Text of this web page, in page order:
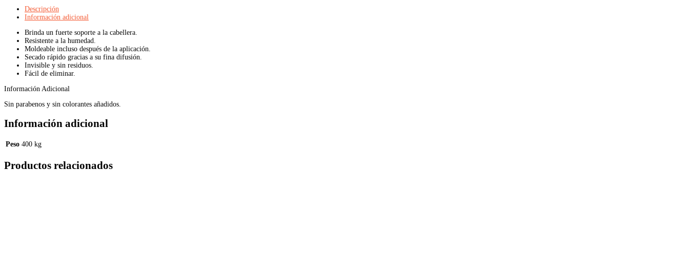
Descripción
Información adicional
Brinda un fuerte soporte a la cabellera.
Resistente a la humedad.
Moldeable incluso después de la aplicación.
Secado rápido gracias a su fina difusión.
Invisible y sin residuos.
Fácil de eliminar.
Información Adicional
Sin parabenos y sin colorantes añadidos.
Información adicional
Peso 400 kg
Productos relacionados